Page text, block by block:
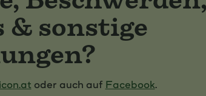
& sonstige
oder auch auf Facebook.